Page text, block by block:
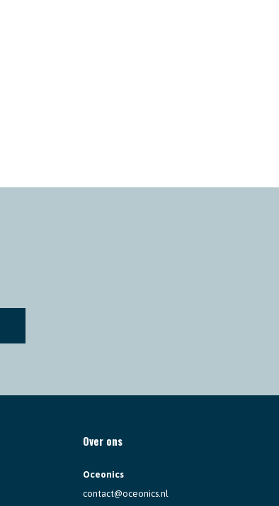
Over ons
Oceonics
contact@oceonics.nl